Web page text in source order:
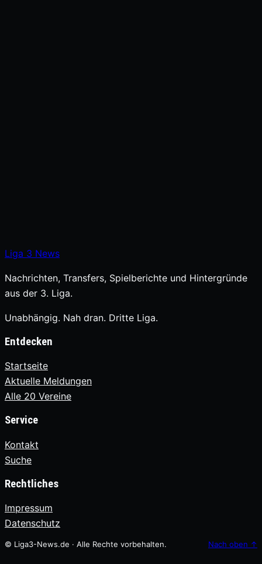
Liga 3 News
Nachrichten, Transfers, Spielberichte und Hintergründe
aus der 3. Liga.
Unabhängig. Nah dran. Dritte Liga.
Entdecken
Startseite
Aktuelle Meldungen
Alle 20 Vereine
Service
Kontakt
Suche
Rechtliches
Impressum
Datenschutz
© Liga3-News.de · Alle Rechte vorbehalten. Nach oben ↑